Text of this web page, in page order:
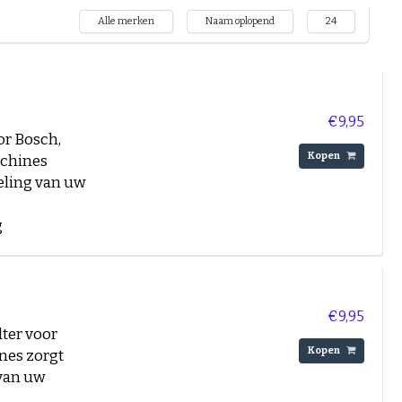
Alle merken Naam oplopend 24
Bosch,
van uw
€9,95
Kopen
voor
zorgt
uw
€9,95
Kopen